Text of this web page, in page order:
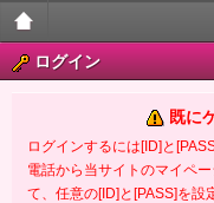
大人
ータ
イ官
ログイン
既に
ログインするには[ID]と
電話から当サイトのマイペ
て、任意の[ID]と[PASS]を設